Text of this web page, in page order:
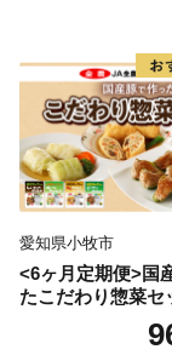
愛知県小牧市
<6ヶ月定期便>国
たこだわり惣菜セ